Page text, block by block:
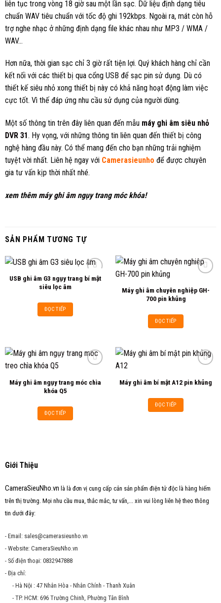
liên tục trong vòng 18 giờ sau một lần sạc. Dữ liệu định dạng tiêu
chuẩn WAV tiêu chuẩn với tốc độ ghi 192kbps. Ngoài ra, mát còn hỗ
trợ nghe nhạc ở những định dạng file khác nhau như MP3 / WMA /
WAV…
Hơn nữa, thời gian sạc chỉ 3 giờ rất tiện lợi. Quý khách hàng chỉ cần
kết nối với các thiết bị qua cổng USB để sạc pin sử dụng. Dù có
thiết kế siêu nhỏ xong thiết bị này có khả năng hoạt động làm việc
cực tốt. Vì thế đáp ứng nhu cầu sử dụng của người dùng.
Một số thông tin trên đây liên quan đến mẫu máy ghi âm siêu nhỏ
DVR 31. Hy vọng, với những thông tin liên quan đến thiết bị công
nghệ hàng đầu này. Có thể mang đến cho bạn những trải nghiệm
tuyệt vời nhất. Liên hệ ngay với Camerasieunho để được chuyên
gia tư vấn kịp thời nhất nhé.
xem thêm máy ghi âmngụy trang móc khóa!
SẢN PHẨM TƯƠNG TỰ
USB ghi âm G3 ngụy trang bí mật
siêu lọc âm
ĐỌC TIẾP
Máy ghi âm chuyên nghiệp GH-
700 pin khủng
ĐỌC TIẾP
Máy ghi âm ngụy trang móc chìa
khóa Q5
ĐỌC TIẾP
Máy ghi âm bí mật A12 pin khủng
ĐỌC TIẾP
Giới Thiệu
CameraSieuNho.vn là là đơn vị cung cấp cản sản phẩm điện tử độc là hàng hiếm
trên thị trường. Mọi nhu cầu mua, thắc mắc, tư vấn,... xin vui lòng liên hệ theo thông
tin dưới đây:
- Email: sales@camerasieunho.vn
- Website: CameraSieuNho.vn
- Số điện thoại: 0832947888
- Địa chỉ:
- Hà Nội : 47 Nhân Hòa - Nhân Chính - Thanh Xuân
- TP. HCM: 696 Trường Chinh, Phường Tân Bình